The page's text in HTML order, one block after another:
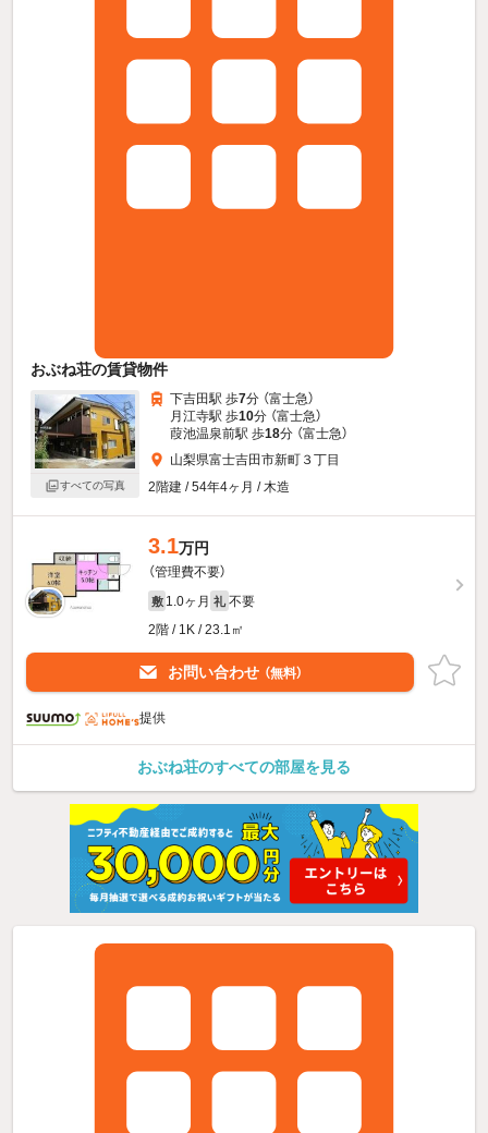
おぶね荘の賃貸物件
すべての写真
下吉田駅 歩7分 （富士急）
月江寺駅 歩10分 （富士急）
葭池温泉前駅 歩18分 （富士急）
山梨県富士吉田市新町３丁目
2階建 / 54年4ヶ月 / 木造
3.1万円
（管理費不要）
敷 1.0ヶ月 礼 不要
2階 / 1K / 23.1㎡
お問い合わせ （無料）
提供
おぶね荘のすべての部屋を見る